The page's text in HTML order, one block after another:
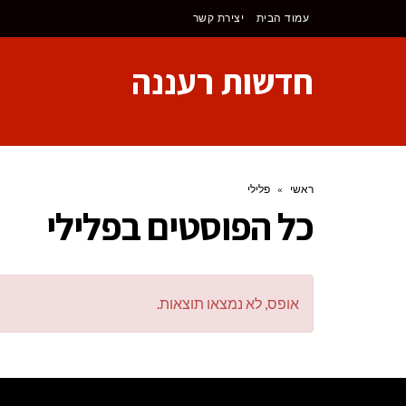
עמוד הבית יצירת קשר
חדשות רעננה
ראשי » פלילי
כל הפוסטים בפלילי
אופס, לא נמצאו תוצאות.